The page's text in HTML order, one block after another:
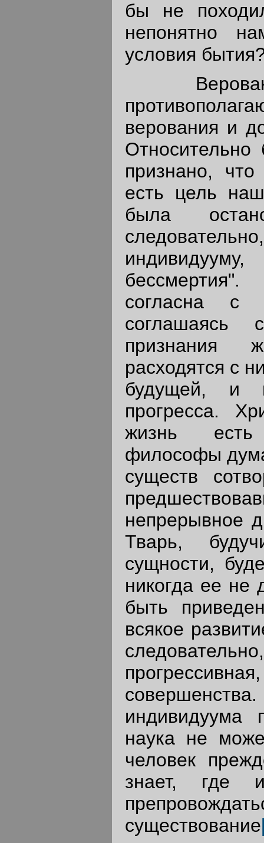
бы не
непонятно
условия
верования и
признано,
есть цель
была
согласна с
соглашаясь
признания
расходятся с
будущей, и
прогресса.
жизнь есть
философы
существ
непрерывное
Тварь,
сущности,
никогда ее не
быть
всякое
индивидуума
наука не
человек
знает, где
существование